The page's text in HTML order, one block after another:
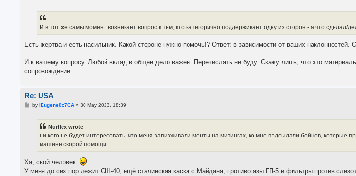
И в тот же самы момент возникает вопрос к тем, кто категорично поддерживает одну из сторон - а что сделал/
Есть жертва и есть насильник. Какой стороне нужно помочь!? Ответ: в зависимости от ваших наклонностей.
И к вашему вопросу. Любой вклад в общее дело важен. Перечислять не буду. Скажу лишь, что это
сопровождение.
Re: USA
Pby iEugene0x7CA» 30 May 2023, 18:39
Nurflex wrote:
ни кого не будет интересовать, что меня запизживали менты на митингах, ко мне подсылали бойцов, которые
машине скорой помощи.
Ха, свой человек.
У меня до сих пор лежит СШ-40, ещё сталинская каска с Майдана, противогазы ГП-5 и фильтры против